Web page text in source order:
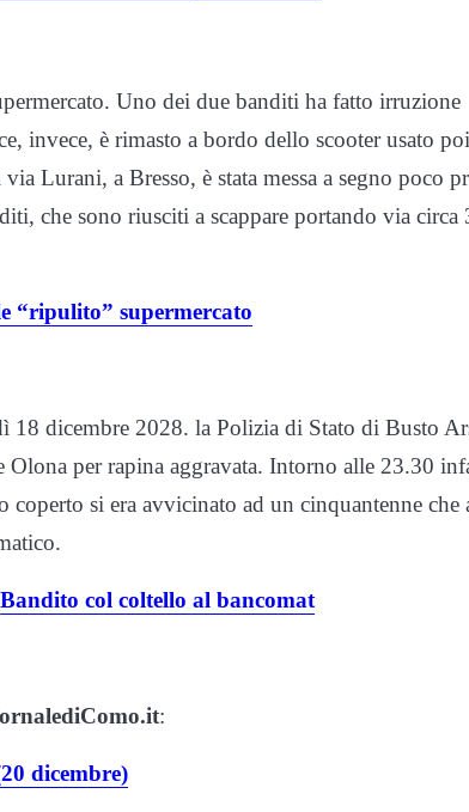
Uno dei due banditi ha fatto irruzione
invece, è rimasto a bordo dello scooter usato
Lurani, a Bresso, è stata messa a segno poco
che sono riusciti a scappare portando via circa
“ripulito” supermercato
18 dicembre 2028. la Polizia di Stato di Busto
Olona per rapina aggravata. Intorno alle 23.30
si era avvicinato ad un cinquantenne che
Bandito col coltello al bancomat
:
dicembre)